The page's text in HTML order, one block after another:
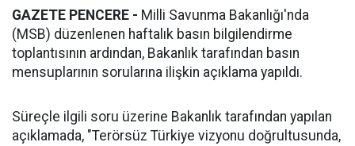
GAZETE PENCERE - Milli Savunma Bakanlığı'nda
(MSB) düzenlenen haftalık basın bilgilendirme
toplantısının ardından, Bakanlık tarafından basın
mensuplarının sorularına ilişkin açıklama yapıldı.
Süreçle ilgili soru üzerine Bakanlık tarafından yapılan
açıklamada, "Terörsüz Türkiye vizyonu doğrultusunda,